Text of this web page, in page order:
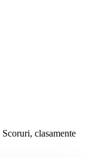
Scoruri, clasamente